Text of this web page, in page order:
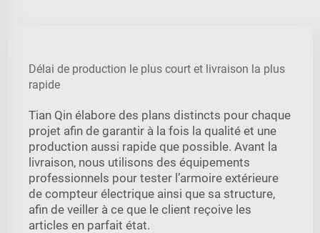
Délai de production le plus court et livraison la plus
rapide
Tian Qin élabore des plans distincts pour chaque
projet afin de garantir à la fois la qualité et une
production aussi rapide que possible. Avant la
livraison, nous utilisons des équipements
professionnels pour tester l’armoire extérieure
de compteur électrique ainsi que sa structure,
afin de veiller à ce que le client reçoive les
articles en parfait état.